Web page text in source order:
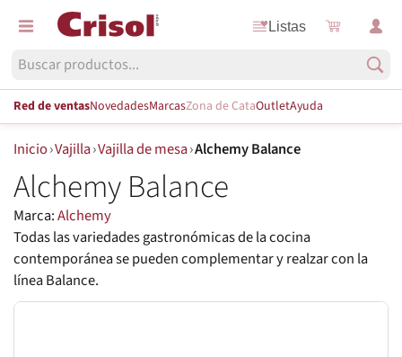
Listas
Red de ventasNovedadesMarcasZona de CataOutletAyuda
Inicio›Vajilla›Vajilla de mesa›Alchemy Balance
Alchemy Balance
Marca:Alchemy
Todas las variedades gastronómicas de la cocina
contemporánea se pueden complementar y realzar con la
línea Balance.